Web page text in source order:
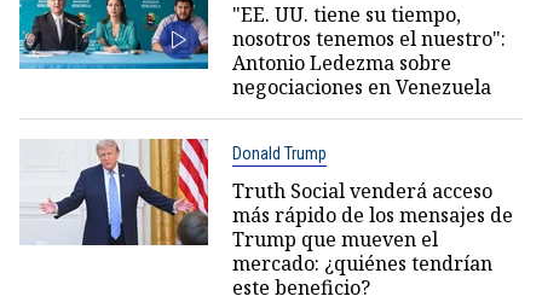
"EE. UU. tiene su tiempo,
nosotros tenemos el nuestro":
Antonio Ledezma sobre
negociaciones en Venezuela
Donald Trump
Truth Social venderá acceso
más rápido de los mensajes de
Trump que mueven el
mercado: ¿quiénes tendrían
este beneficio?